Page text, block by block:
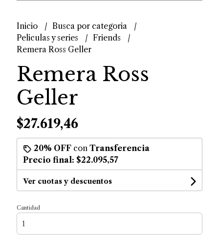
Inicio
Busca por categoria
Peliculas y series
Friends
Remera Ross Geller
Remera Ross
Geller
$27.619,46
20% OFFcon Transferencia
Precio final: $22.095,57
Ver cuotas y descuentos
Cantidad